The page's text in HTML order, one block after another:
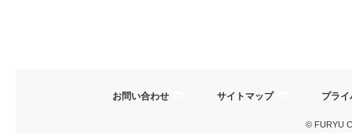
お問い合わせ サイトマップ プラ
© FURYU